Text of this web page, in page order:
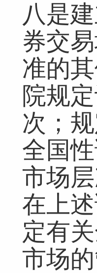
八是
券交
准的
院规
次；
全国
市场
在上
定有
市场